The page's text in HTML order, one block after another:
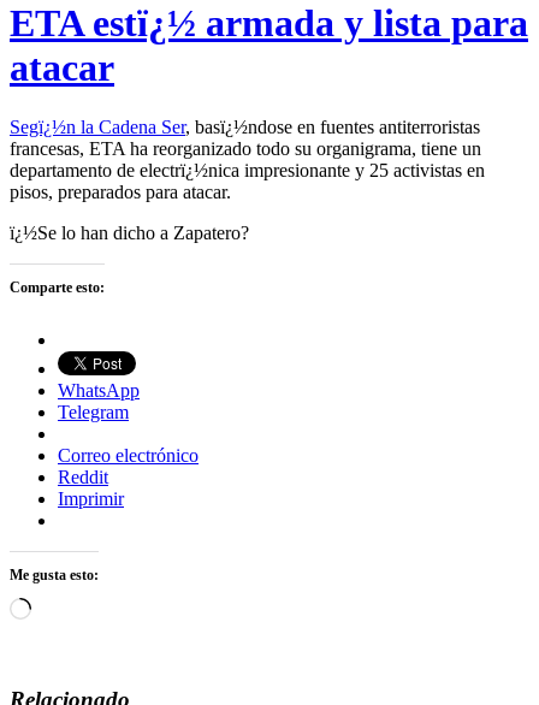
ETA estï¿½ armada y lista para
atacar
Segï¿½n la Cadena Ser, basï¿½ndose en fuentes antiterroristas
francesas, ETA ha reorganizado todo su organigrama, tiene un
departamento de electrï¿½nica impresionante y 25 activistas en
pisos, preparados para atacar.
ï¿½Se lo han dicho a Zapatero?
Comparte esto:
WhatsApp
Telegram
Correo electrónico
Reddit
Imprimir
Me gusta esto:
Cargando...
Relacionado